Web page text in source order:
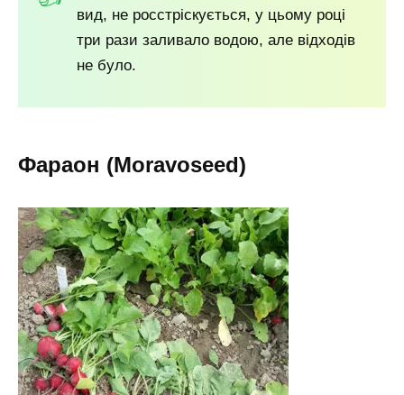
вид, не росстріскується, у цьому році
три рази заливало водою, але відходів
не було.
Фараон (Moravoseed)